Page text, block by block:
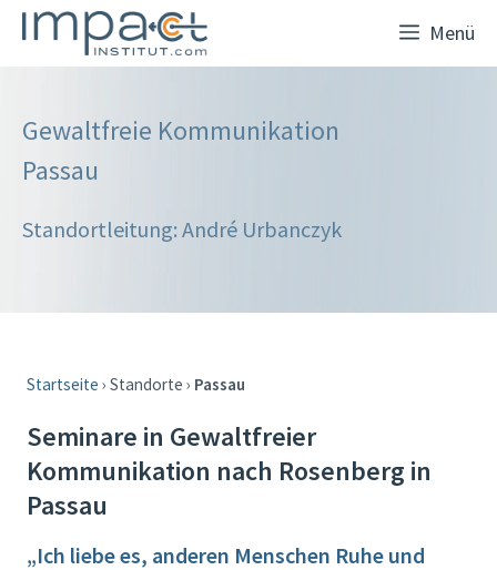
Zum
Inhalt
springen
Menü
Gewaltfreie Kommunikation
Passau
Standortleitung: André Urbanczyk
Startseite › Standorte › Passau
Seminare in Gewaltfreier
Kommunikation nach Rosenberg in
Passau
„Ich liebe es, anderen Menschen Ruhe und